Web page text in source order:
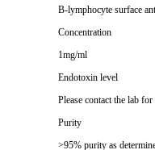
B-lymphocyte surface
Concentration
1mg/ml
Endotoxin level
Please contact the lab
Purity
>95% purity as